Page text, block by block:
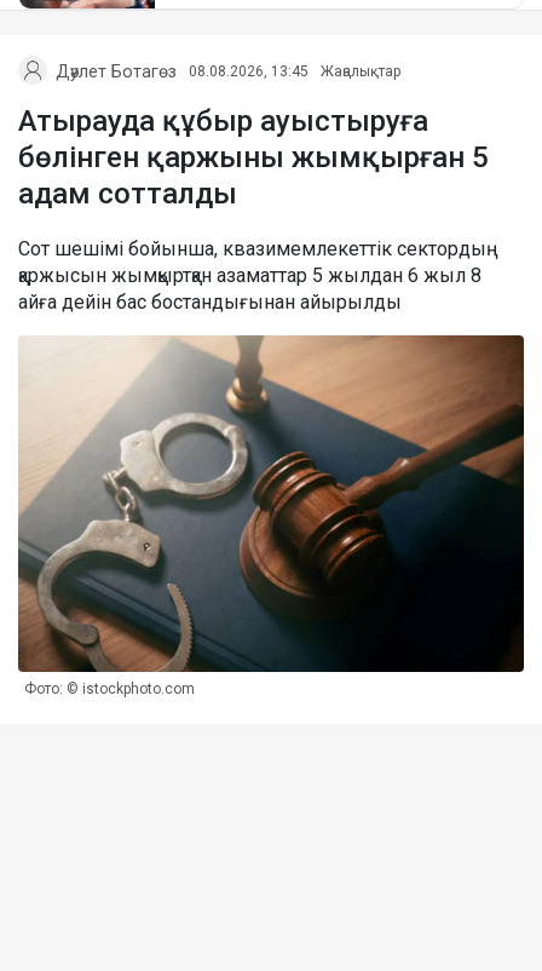
Дәулет Ботагөз 08.08.2026, 13:45 Жаңалықтар
Атырауда құбыр ауыстыруға
бөлінген қаржыны жымқырған 5
адам сотталды
Сот шешімі бойынша, квазимемлекеттік сектордың
қаржысын жымқыртқан азаматтар 5 жылдан 6 жыл 8
айға дейін бас бостандығынан айырылды
Фото: © istockphoto.com